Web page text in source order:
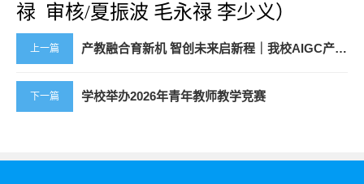
禄 审核/夏振波 毛永禄 李少义）
上一篇 产教融合育新机 智创未来启新程｜我校AIGC产业学院正式开班
下一篇 学校举办2026年青年教师教学竞赛